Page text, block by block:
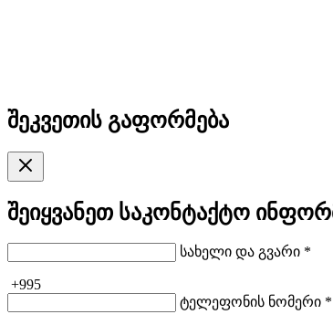
შეკვეთის გაფორმება
შეიყვანეთ საკონტაქტო
სახელი და გვარი *
+995
ტელეფონის ნომერი *